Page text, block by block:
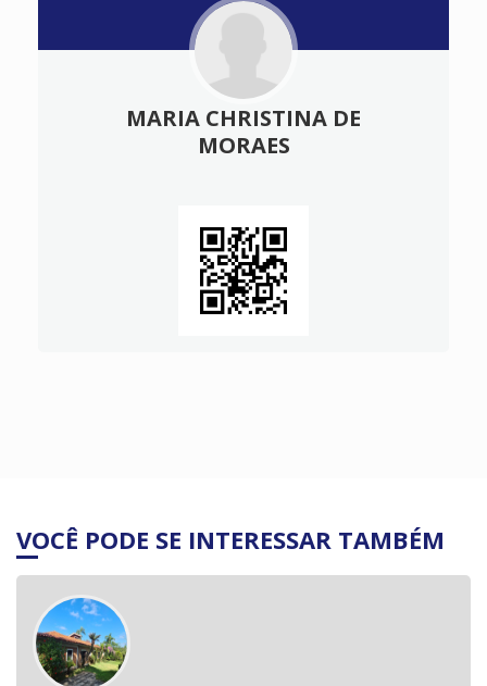
MARIA CHRISTINA DE
MORAES
VOCÊ PODE SE INTERESSAR TAMBÉM